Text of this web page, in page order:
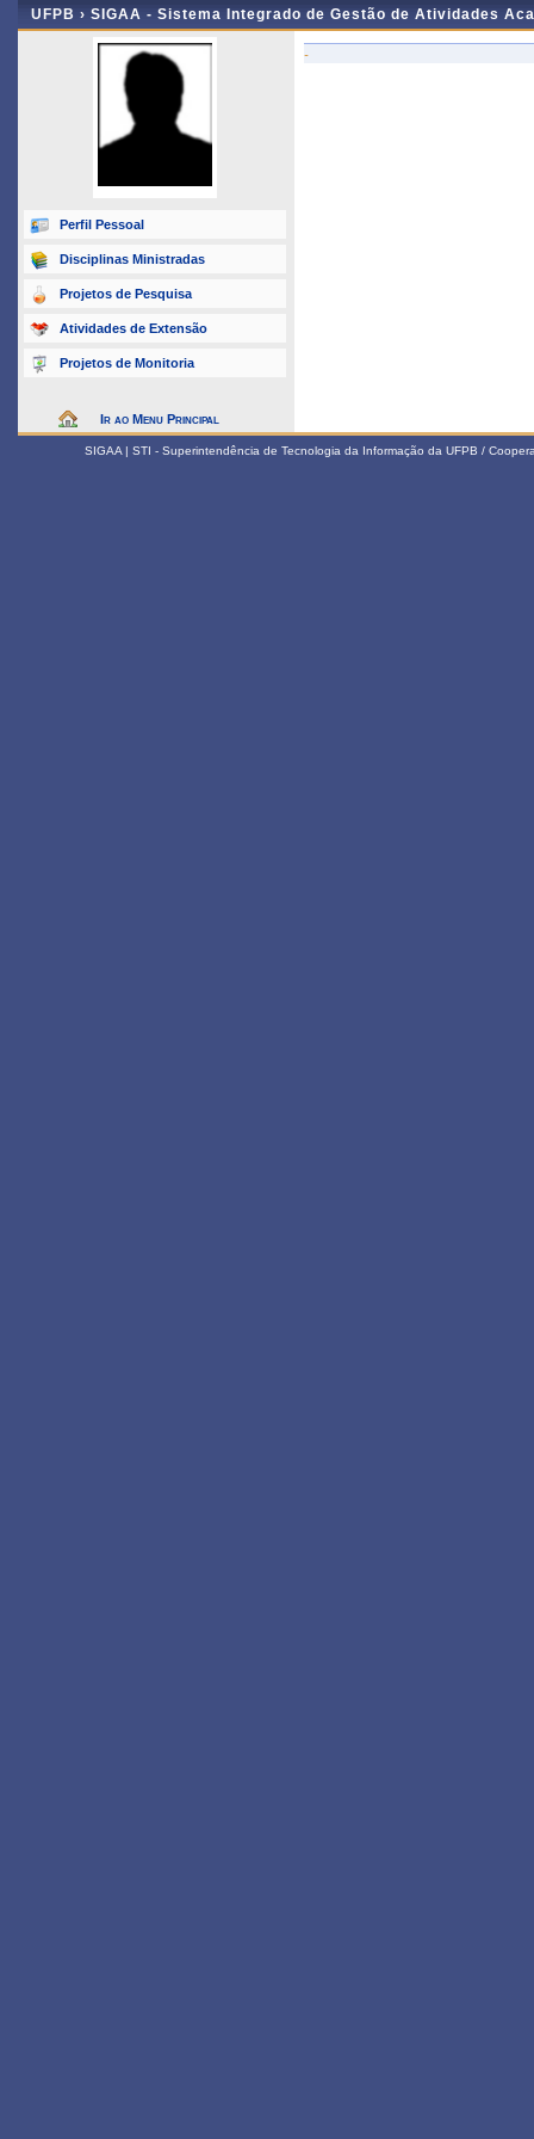
UFPB › SIGAA - Sistema Integrado de Gestão de Atividades
Perfil Pessoal
Disciplinas Ministradas
Projetos de Pesquisa
Atividades de Extensão
Projetos de Monitoria
Ir ao Menu Principal
-
SIGAA | STI - Superintendência de Tecnologia da Informação da UFPB /